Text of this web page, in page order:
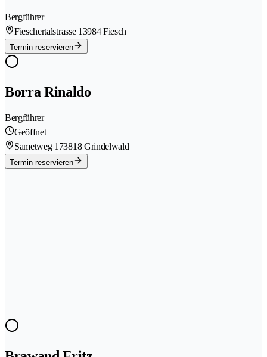
Bergführer
Fieschertalstrasse 13984 Fiesch
Termin reservieren
Borra Rinaldo
Bergführer
Geöffnet
Sametweg 173818 Grindelwald
Termin reservieren